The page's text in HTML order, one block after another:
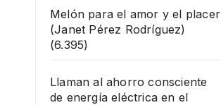
Melón para el amor y el placer
(Janet Pérez Rodríguez)
(6.395)
Llaman al ahorro consciente
de energía eléctrica en el